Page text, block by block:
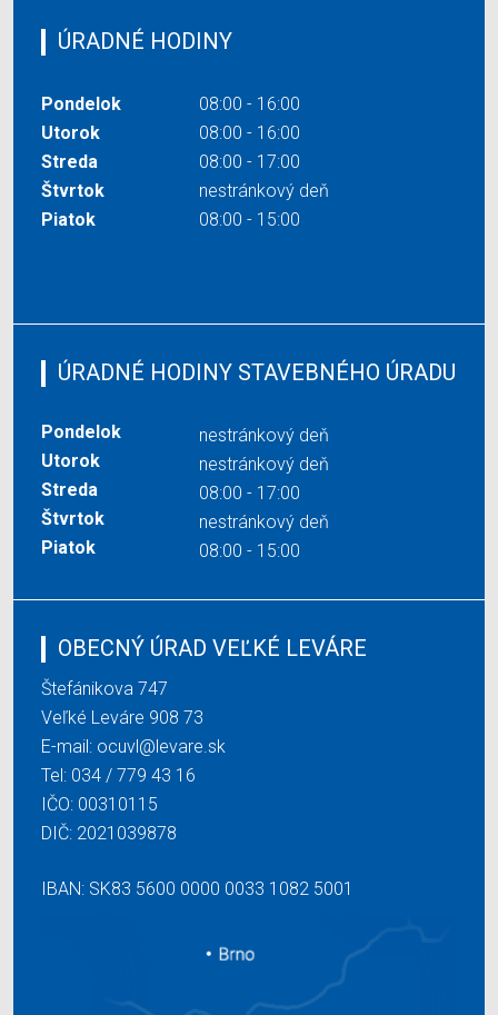
ÚRADNÉ HODINY
Pondelok
08:00 - 16:00
Utorok
08:00 - 16:00
Streda
08:00 - 17:00
Štvrtok
nestránkový deň
Piatok
08:00 - 15:00
ÚRADNÉ HODINY STAVEBNÉHO ÚRADU
Pondelok
nestránkový deň
Utorok
nestránkový deň
Streda
08:00 - 17:00
Štvrtok
nestránkový deň
Piatok
08:00 - 15:00
OBECNÝ ÚRAD VEĽKÉ LEVÁRE
Štefánikova 747
Veľké Leváre 908 73
E-mail: ocuvl@levare.sk
Tel: 034 / 779 43 16
IČO: 00310115
DIČ: 2021039878
IBAN: SK83 5600 0000 0033 1082 5001